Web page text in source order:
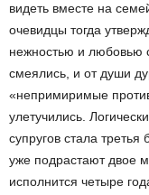
видеть вместе на
очевидцы тогда
нежностью и любовью
смеялись, и от души
«непримиримые
улетучились.
супругов стала
уже подрастают двое
исполнится четыре